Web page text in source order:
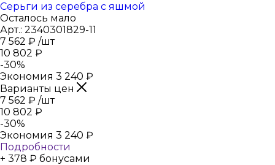
Серьги из серебра с яшмой
Осталось мало
Арт.: 2340301829-11
7 562 ₽ /шт
10 802 ₽
-30%
Экономия 3 240 ₽
Варианты цен
7 562 ₽ /шт
10 802 ₽
-30%
Экономия 3 240 ₽
Подробности
+ 378 ₽ бонусами